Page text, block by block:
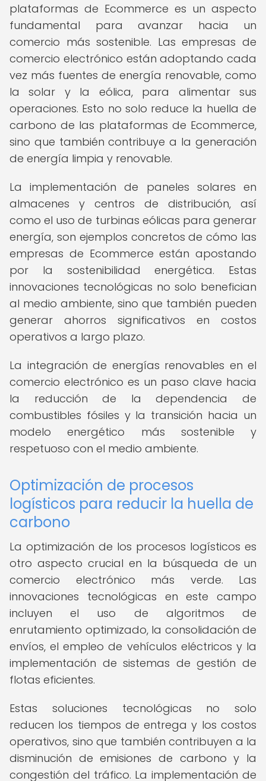
plataformas de Ecommerce es un aspecto
fundamental para avanzar hacia un
comercio más sostenible. Las empresas de
comercio electrónico están adoptando cada
vez más fuentes de energía renovable, como
la solar y la eólica, para alimentar sus
operaciones. Esto no solo reduce la huella de
carbono de las plataformas de Ecommerce,
sino que también contribuye a la generación
de energía limpia y renovable.
La implementación de paneles solares en
almacenes y centros de distribución, así
como el uso de turbinas eólicas para generar
energía, son ejemplos concretos de cómo las
empresas de Ecommerce están apostando
por la sostenibilidad energética. Estas
innovaciones tecnológicas no solo benefician
al medio ambiente, sino que también pueden
generar ahorros significativos en costos
operativos a largo plazo.
La integración de energías renovables en el
comercio electrónico es un paso clave hacia
la reducción de la dependencia de
combustibles fósiles y la transición hacia un
modelo energético más sostenible y
respetuoso con el medio ambiente.
Optimización de procesos
logísticos para reducir la huella de
carbono
La optimización de los procesos logísticos es
otro aspecto crucial en la búsqueda de un
comercio electrónico más verde. Las
innovaciones tecnológicas en este campo
incluyen el uso de algoritmos de
enrutamiento optimizado, la consolidación de
envíos, el empleo de vehículos eléctricos y la
implementación de sistemas de gestión de
flotas eficientes.
Estas soluciones tecnológicas no solo
reducen los tiempos de entrega y los costos
operativos, sino que también contribuyen a la
disminución de emisiones de carbono y la
congestión del tráfico. La implementación de